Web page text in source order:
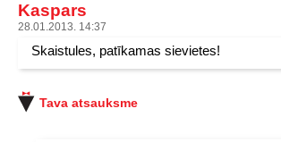
Kaspars
28.01.2013. 14:37
Skaistules, patīkamas sievietes!
Tava atsauksme